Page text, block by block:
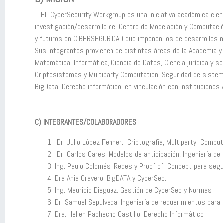
El CyberSecurity Workgroup es una iniciativa académica
investigación/desarrollo del Centro de Modelación y
y futuros en CIBERSEGURIDAD que imponen los de
Sus integrantes provienen de distintas áreas de la Academia
Matemática, Informática, Ciencia de Datos, Ciencia jurídica y
Criptosistemas y Multiparty Computation, Seguridad de
BigData, Derecho informático, en vinculación con
C) INTEGRANTES/COLABORADORES
Dr. Julio López Fenner: Criptografía, Multiparty
Dr. Carlos Cares: Modelos de anticipación, Ingeniería
Ing. Paulo Colomés: Redes y Proof of Concept para
Dra Ania Cravero: BigDATA y CyberSec.
Ing. Mauricio Dieguez: Gestión de CyberSec y Normas
Dr. Samuel Sepulveda: Ingeniería de requerimientos para
Dra. Hellen Pachecho Castillo: Derecho Informático